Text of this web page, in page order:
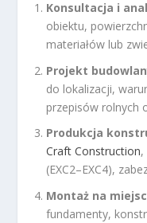
Konsultacja i
obiektu,
materiałów lub
Projekt
do lokalizacji,
przepisów rolnych
Produkcja
Craft Construction,
(EXC2–EXC4),
Montaż na
fundamenty,